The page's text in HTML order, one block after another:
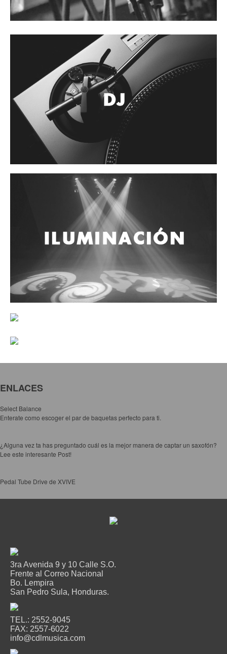
Instrumento
Video y USB
Espigas y conectores
Accesorios
Otros Instrumentos de Cuerdas
Ukulele
Banjo
Guitarra Nylon
Guitarra Electrica
ENLACES
Select Balance
Enterate como escoger el par de baquetas perfecto para ti.
¿Alguna vez ta has preguntado cuál es la mejor manera de captar un saxofón?
Lee este interesante Post!
Pedal Tube Drive de XVIVE
3ra Avenida 9 y 10 Calle S.O.
Frente al Correo Nacional
Bo. Lempira
San Pedro Sula, Honduras.
TEL.: 2552-9045
FAX: 2557-6022
info@cdlmusica.com